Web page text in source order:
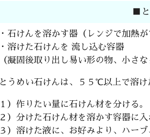
■
・石けんを溶かす器（レンジで加熱が
・溶けた石けんを 流し込む容器
（凝固後取り出し易い形の物、小さ
とうめい石けんは、５５℃以上で溶
１）作りたい量に石けん材を分ける。
２）分けた石けん材を溶かす容器に
３）溶けた液に、お好みより、ハー